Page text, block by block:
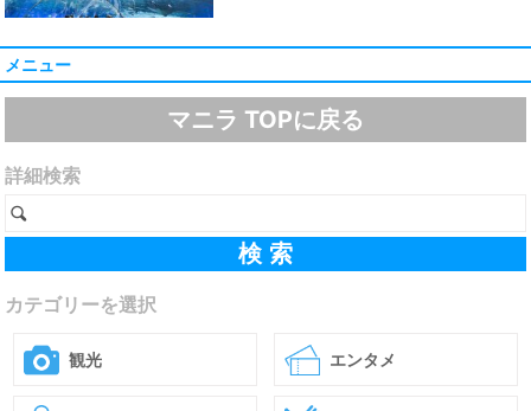
メニュー
マニラ TOPに戻る
詳細検索
カテゴリーを選択
観光 エンタメ